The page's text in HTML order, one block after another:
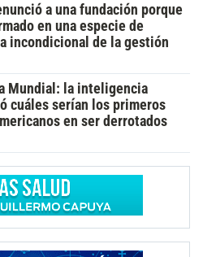
a una fundación porque
en una especie de
incondicional de la gestión
Mundial: la inteligencia
cuáles serían los primeros
en ser derrotados